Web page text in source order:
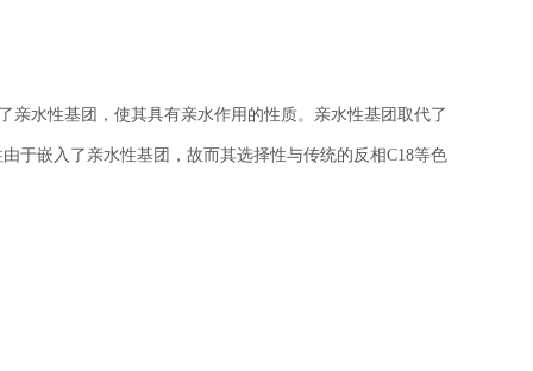
亲水性基团，使其具有亲水作用的性质。亲水性基团取代了
于嵌入了亲水性基团，故而其选择性与传统的反相C18等色